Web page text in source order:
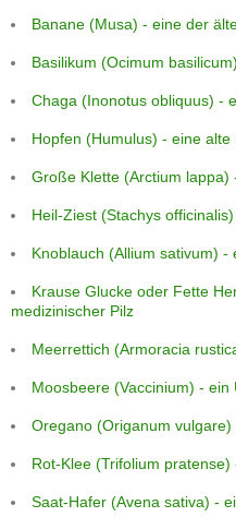
Banane (Musa) - eine der
Basilikum (Ocimum
Chaga (Inonotus obliquus) -
Hopfen (Humulus) - eine alte
Große Klette (Arctium lappa)
Heil-Ziest (Stachys
Knoblauch (Allium sativum)
Krause Glucke oder Fette
medizinischer Pilz
Meerrettich (Armoracia
Moosbeere (Vaccinium) -
Oregano (Origanum
Rot-Klee (Trifolium
Saat-Hafer (Avena sativa) -